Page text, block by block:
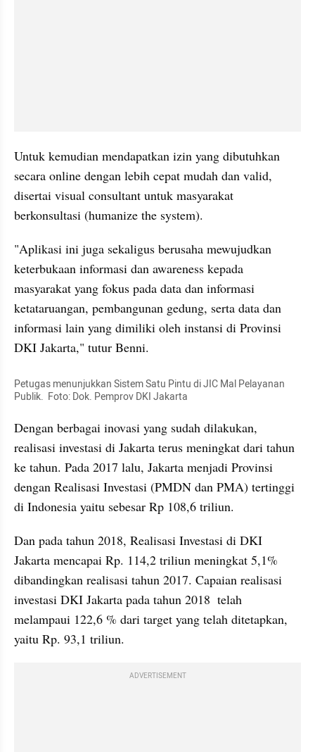
Untuk kemudian mendapatkan izin yang dibutuhkan
secara online dengan lebih cepat mudah dan valid,
disertai visual consultant untuk masyarakat
berkonsultasi (humanize the system).
"Aplikasi ini juga sekaligus berusaha mewujudkan
keterbukaan informasi dan awareness kepada
masyarakat yang fokus pada data dan informasi
ketataruangan, pembangunan gedung, serta data dan
informasi lain yang dimiliki oleh instansi di Provinsi
DKI Jakarta," tutur Benni.
Petugas menunjukkan Sistem Satu Pintu di JIC Mal Pelayanan
Publik.  Foto: Dok. Pemprov DKI Jakarta
Dengan berbagai inovasi yang sudah dilakukan,
realisasi investasi di Jakarta terus meningkat dari tahun
ke tahun. Pada 2017 lalu, Jakarta menjadi Provinsi
dengan Realisasi Investasi (PMDN dan PMA) tertinggi
di Indonesia yaitu sebesar Rp 108,6 triliun.
Dan pada tahun 2018, Realisasi Investasi di DKI
Jakarta mencapai Rp. 114,2 triliun meningkat 5,1%
dibandingkan realisasi tahun 2017. Capaian realisasi
investasi DKI Jakarta pada tahun 2018  telah
melampaui 122,6 % dari target yang telah ditetapkan,
yaitu Rp. 93,1 triliun.
ADVERTISEMENT